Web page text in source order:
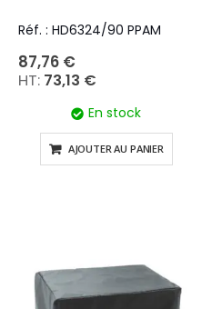
Réf. : HD6324/90 PPAM
87,76 €
73,13 €
En stock
AJOUTER AU PANIER